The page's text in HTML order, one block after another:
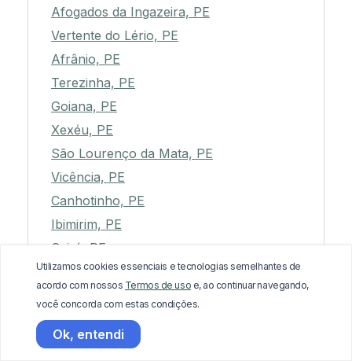
Afogados da Ingazeira, PE
Vertente do Lério, PE
Afrânio, PE
Terezinha, PE
Goiana, PE
Xexéu, PE
São Lourenço da Mata, PE
Vicência, PE
Canhotinho, PE
Ibimirim, PE
Sairé, PE
Chã de Alegria, PE
Camocim de São Félix, PE
Araçoiaba, PE
Macaparana, PE
Utilizamos cookies essenciais e tecnologias semelhantes de
acordo com nossos Termos de uso e, ao continuar navegando,
você concorda com estas condições.
Ok, entendi